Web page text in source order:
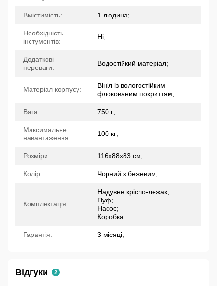
Вмістимість: 1 людина;
Необхідність
інстументів:
Ні;
Додаткові
переваги:
Водостійкий матеріал;
Матеріал корпусу:
Вініл із вологостійким
флокованим покриттям;
Вага: 750 г;
Максимальне
навантаження:
100 кг;
Розміри: 116х88х83 см;
Колір: Чорний з бежевим;
Комплектація:
Надувне крісло-лежак;
Пуф;
Насос;
Коробка.
Гарантія: 3 місяці;
Відгуки 2